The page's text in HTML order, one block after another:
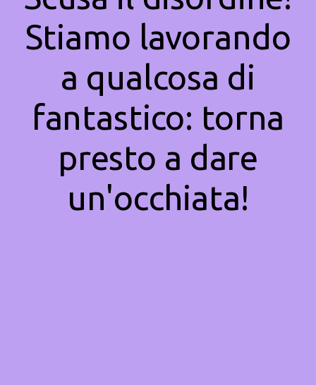
Stiamo lavorando
a qualcosa di
fantastico: torna
presto a dare
un'occhiata!